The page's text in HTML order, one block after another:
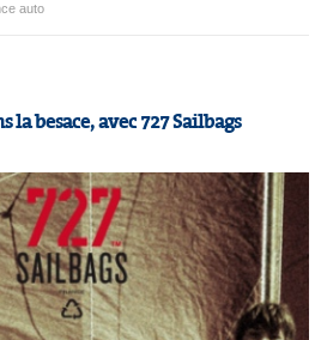
auto
besace, avec 727 Sailbags